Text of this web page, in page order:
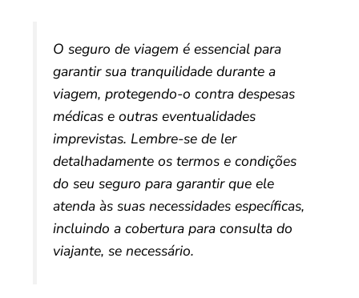
O seguro de viagem é essencial para
garantir sua tranquilidade durante a
viagem, protegendo-o contra despesas
médicas e outras eventualidades
imprevistas. Lembre-se de ler
detalhadamente os termos e condições
do seu seguro para garantir que ele
atenda às suas necessidades específicas,
incluindo a cobertura para consulta do
viajante, se necessário.